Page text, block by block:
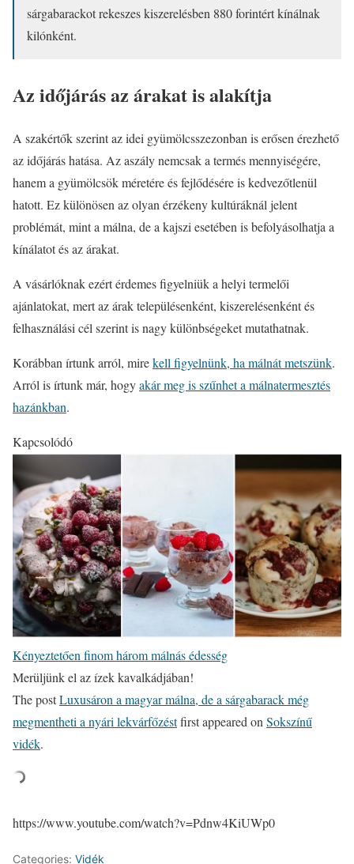
sárgabarackot rekeszes kiszerelésben 880 forintért kínálnak
kilónként.
Az időjárás az árakat is alakítja
A szakértők szerint az idei gyümölcsszezonban is erősen érezhető
az időjárás hatása. Az aszály nemcsak a termés mennyiségére,
hanem a gyümölcsök méretére és fejlődésére is kedvezőtlenül
hatott. Ez különösen az olyan érzékeny kultúráknál jelent
problémát, mint a málna, de a kajszi esetében is befolyásolhatja a
kínálatot és az árakat.
A vásárlóknak ezért érdemes figyelniük a helyi termelői
ajánlatokat, mert az árak településenként, kiszerelésenként és
felhasználási cél szerint is nagy különbségeket mutathatnak.
Korábban írtunk arról, mirekell figyelnünk, ha málnát metszünk.
Arról is írtunk már, hogyakár meg is szűnhet a málnatermesztés
hazánkban.
Kapcsolódó
Kényeztetően finom három málnás édesség
Merüljünk el az ízek kavalkádjában!
The postLuxusáron a magyar málna, de a sárgabarack még
megmentheti a nyári lekvárfőzéstfirst appeared on Sokszínű
vidék.
https://www.youtube.com/watch?v=Pdnw4KiUWp0
Categories: Vidék